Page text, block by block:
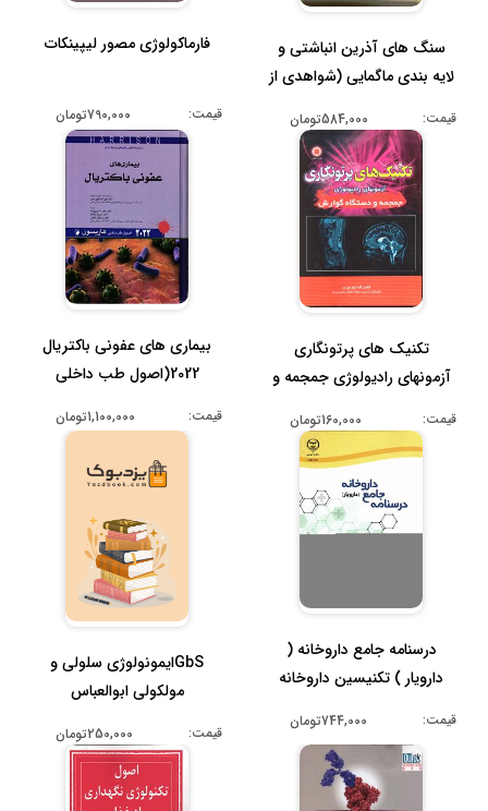
سنگ های آذرین انباشتی و
لایه بندی ماگمایی (شواهدی از
قیمت: 584,000تومان
فارماکولوژی مصور لیپینکات
قیمت: 790,000تومان
تکنیک های پرتونگاری
آزمونهای رادیولوژی جمجمه و
قیمت: 160,000تومان
بیماری های عفونی باکتریال
2022(اصول طب داخلی
قیمت: 1,100,000تومان
درسنامه جامع داروخانه (
دارویار ) تکنیسین داروخانه
قیمت: 744,000تومان
GbSایمونولوژی سلولی و
مولکولی ابوالعباس
قیمت: 250,000تومان